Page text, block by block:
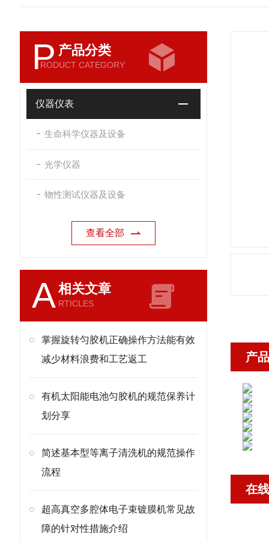
P 产品分类
RODUCT CATEGORY
仪器仪表
生命科学仪器及设备
光学仪器
物性测试仪器及设备
查看全部
A相关文章
RTICLES
掌握旋转匀胶机正确操作方法能有效
减少材料浪费和工艺返工
有机太阳能电池匀胶机的规范保养计
划分享
简述基本型等离子清洗机的规范操作
流程
超高真空多腔体电子束镀膜机常见故
障的针对性措施介绍
产
在